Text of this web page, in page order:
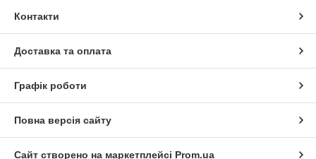
Контакти
Доставка та оплата
Графік роботи
Повна версія сайту
Сайт створено на маркетплейсі Prom.ua